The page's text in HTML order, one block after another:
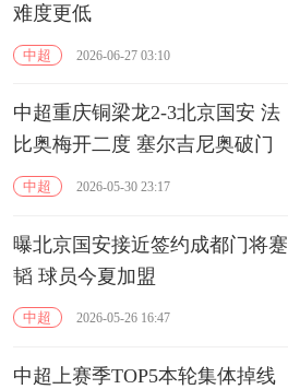
难度更低
中超 2026-06-27 03:10
中超重庆铜梁龙2-3北京国安 法
比奥梅开二度 塞尔吉尼奥破门
中超 2026-05-30 23:17
曝北京国安接近签约成都门将蹇
韬 球员今夏加盟
中超 2026-05-26 16:47
中超上赛季TOP5本轮集体掉线